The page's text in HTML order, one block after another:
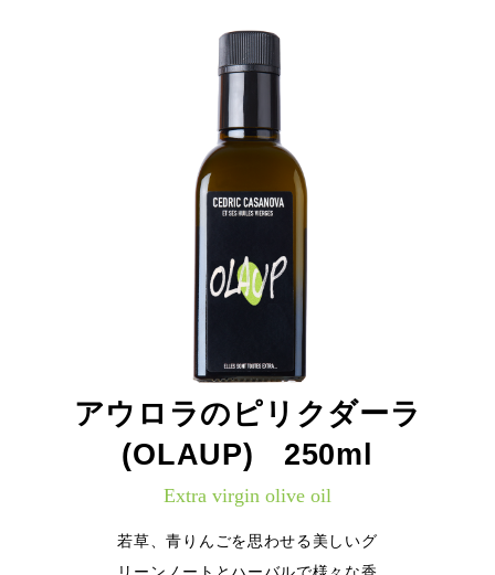
アウロラのピリクダーラ
(OLAUP) 250ml
Extra virgin olive oil
若草、青りんごを思わせる美しいグ